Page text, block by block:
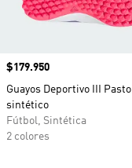
Precio
$179.950
Guayos Deportivo III Pasto
sintético
Fútbol, Sintética
2 colores